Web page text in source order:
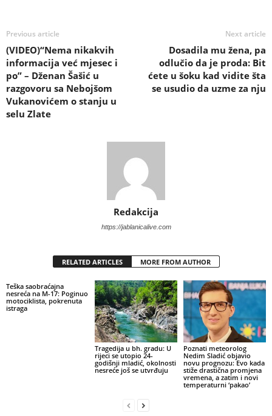
Previous article
(VIDEO)“Nema nikakvih
informacija već mjesec i
po” – Dženan Šašić u
razgovoru sa Nebojšom
Vukanovićem o stanju u
selu Zlate
Next article
Dosadila mu žena, pa
odlučio da je proda: Bit
ćete u šoku kad vidite šta
se usudio da uzme za nju
Redakcija
https://jablanicalive.com
RELATED ARTICLES MORE FROM AUTHOR
Teška saobraćajna
nesreća na M-17: Poginuo
motociklista, pokrenuta
istraga
Tragedija u bh. gradu: U
rijeci se utopio 24-
godišnji mladić, okolnosti
nesreće još se utvrđuju
Poznati meteorolog
Nedim Sladić objavio
novu prognozu: Evo kada
stiže drastična promjena
vremena, a zatim i novi
temperaturni ‘pakao’